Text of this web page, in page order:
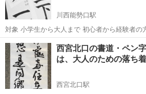
川西能勢口駅
対象 小学生から大人まで 初心者から経験者の方 毎月競書の課題を
出し、段級を取得も可 課題提出ではなく、ご
標としそれに向けて個々にプログラムを作らせて
句を書いてみ...
兵庫 神戸市 川西能勢口駅
西宮北口の書道・ペン
は、大人のための落ち
西宮北口駅